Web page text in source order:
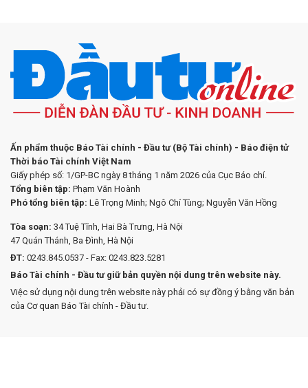
Ấn phẩm thuộc Báo Tài chính - Đầu tư (Bộ Tài chính) - Báo điện tử
Thời báo Tài chính Việt Nam
Giấy phép số: 1/GP-BC ngày 8 tháng 1 năm 2026 của Cục Báo chí.
Tổng biên tập: Phạm Văn Hoành
Phó tổng biên tập: Lê Trọng Minh; Ngô Chí Tùng; Nguyễn Văn Hồng
Tòa soạn: 34 Tuệ Tĩnh, Hai Bà Trưng, Hà Nội
47 Quán Thánh, Ba Đình, Hà Nội
ĐT: 0243.845.0537 - Fax: 0243.823.5281
Báo Tài chính - Đầu tư giữ bản quyền nội dung trên website này.
Việc sử dụng nội dung trên website này phải có sự đồng ý bằng văn bản
của Cơ quan Báo Tài chính - Đầu tư.